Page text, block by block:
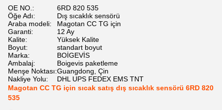
OE NO.:
6RD 820 535
Öğe Adı:
Dış sıcaklık sensörü
Araba modeli:
Magotan CC TG için
Garanti:
12 Ay
Kalite:
Yüksek Kalite
Boyut:
standart boyut
Marka:
BOİGEVİS
Ambalaj:
Boigevis paketleme
Menşe Noktası:Guangdong, Çin
Nakliye Yolu:
DHL UPS FEDEX EMS TNT
Magotan CC TG için sıcak satış dış sıcaklık sensörü 6RD 820
535